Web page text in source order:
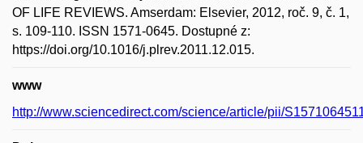
OF LIFE REVIEWS. Amserdam: Elsevier, 2012, roč. 9, č. 1,
s. 109-110. ISSN 1571-0645. Dostupné z:
https://doi.org/10.1016/j.plrev.2011.12.015.
www
http://www.sciencedirect.com/science/article/pii/